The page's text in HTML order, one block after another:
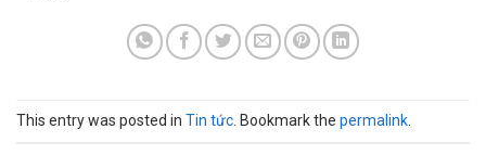
This entry was posted in Tin tức . Bookmark the permalink